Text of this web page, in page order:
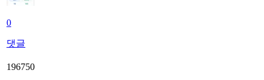
0
댓글
196750